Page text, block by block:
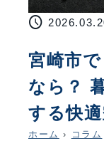
schedule
宮崎市
なら？
する快
ホーム › コラム